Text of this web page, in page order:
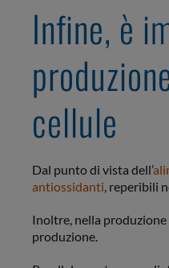
Infine, è
cellule
Dal punto di vista dell’
antiossidanti, reperibili
Inoltre, nella
produzione.